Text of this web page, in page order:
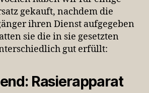
gekauft, nachdem die
ihren Dienst aufgegeben
sie die in sie gesetzten
gut erfüllt:
Rasierapparat